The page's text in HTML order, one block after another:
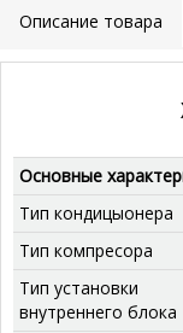
Описание товара
Основные
Тип кондицыонера
Тип компресора
Тип установки
внутреннего блока